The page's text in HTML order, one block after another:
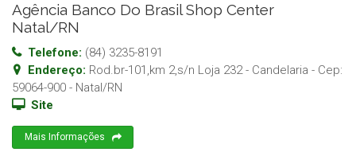
Agência Banco Do Brasil Shop Center
Natal/RN
Telefone: (84) 3235-8191
Endereço: Rod.br-101,km 2,s/n Loja 232 - Candelaria - Cep:
59064-900 - Natal/RN
Site
Mais Informações